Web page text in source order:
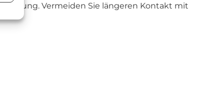
Vermeiden Sie längeren Kontakt mit